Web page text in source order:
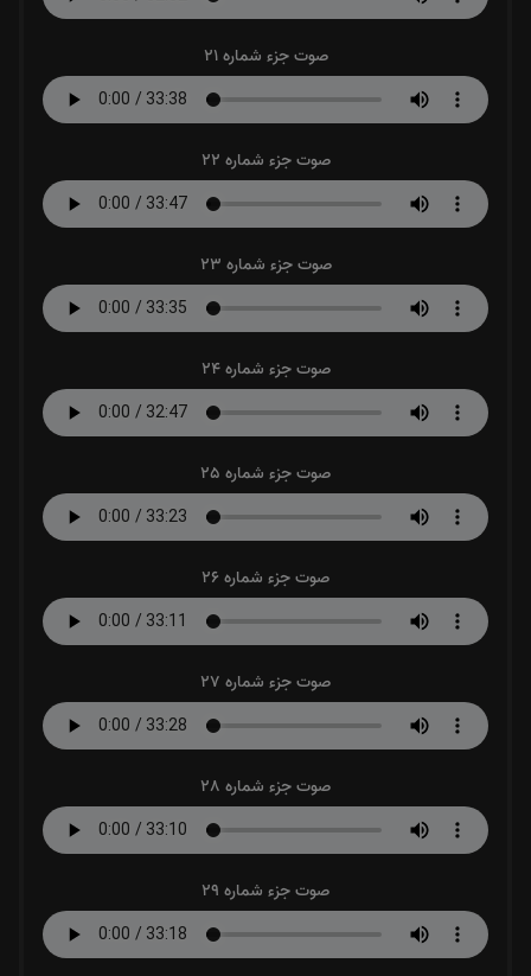
صوت جزء شماره 21
صوت جزء شماره 22
صوت جزء شماره 23
صوت جزء شماره 24
صوت جزء شماره 25
صوت جزء شماره 26
صوت جزء شماره 27
صوت جزء شماره 28
صوت جزء شماره 29